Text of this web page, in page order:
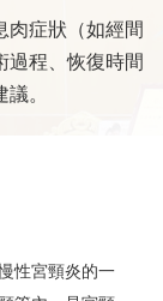
肉症狀（如經間
過程、恢復時間
。
性宮頸炎的一